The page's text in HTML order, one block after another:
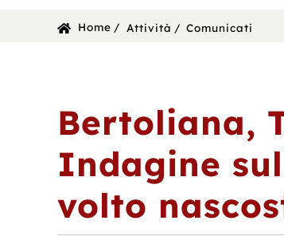
BIBLIOTECA
Sei Home Attività Comunicati
Bertoliana,
Indagine
volto